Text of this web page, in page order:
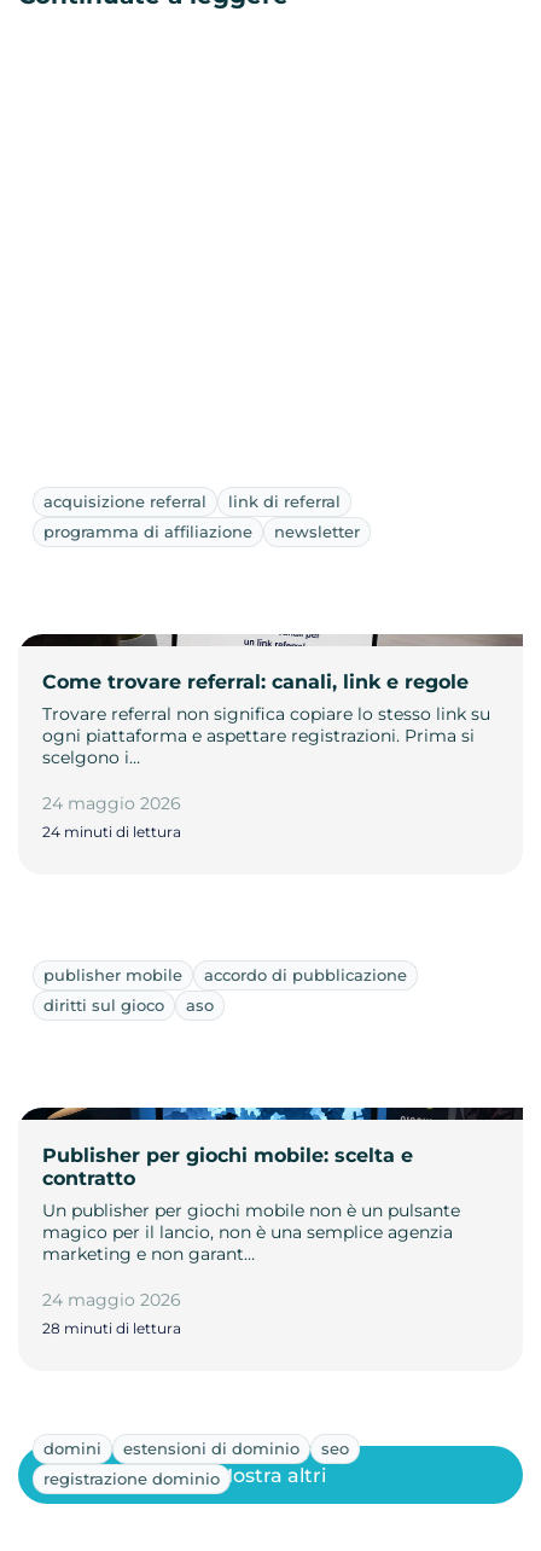
acquisizione referral
link di referral
programma di affiliazione
newsletter
Come trovare referral: canali, link e regole
Trovare referral non significa copiare lo stesso link su
ogni piattaforma e aspettare registrazioni. Prima si
scelgono i…
24 maggio 2026
24 minuti di lettura
publisher mobile
accordo di pubblicazione
diritti sul gioco
aso
Publisher per giochi mobile: scelta e
contratto
Un publisher per giochi mobile non è un pulsante
magico per il lancio, non è una semplice agenzia
marketing e non garant…
24 maggio 2026
28 minuti di lettura
domini estensioni di dominio
seo
registrazione dominioMostra altri